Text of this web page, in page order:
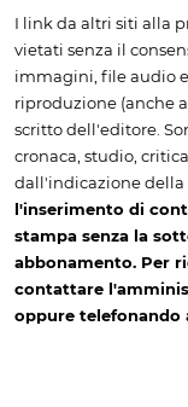
I link da altri siti alla
vietati senza il
immagini, file audio
riproduzione (anche
scritto dell'editore.
cronaca, studio,
dall'indicazione della
l'inserimento di
stampa senza la
abbonamento. Per
contattare
oppure telefonando